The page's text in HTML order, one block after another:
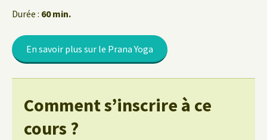
Durée : 60 min.
En savoir plus sur le Prana Yoga
Comment s’inscrire à ce
cours ?